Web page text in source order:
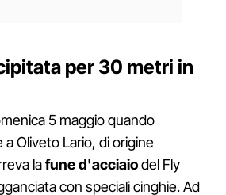
per 30 metri in
5 maggio quando
Oliveto Lario, di origine
lafune d'acciaiodel Fly
con speciali cinghie. Ad